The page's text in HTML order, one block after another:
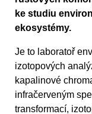
ke studiu
ekosystémy.
Je to laboratoř
izotopových
kapalinové
infračerveným
transformací,